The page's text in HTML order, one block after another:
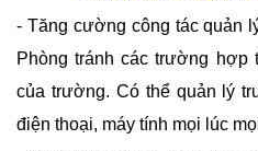
- Tăng cường công tác quản
Phòng tránh các trường hợp
của trường. Có thể quản lý
điện thoại, máy tính mọi lúc